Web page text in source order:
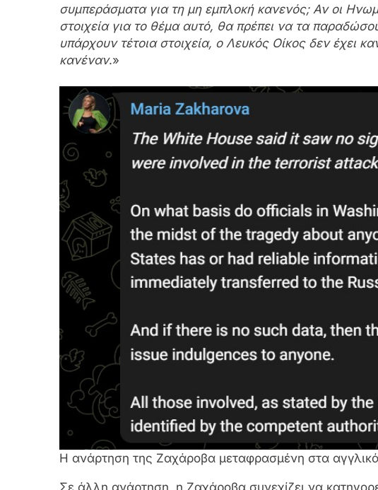
συμπεράσματα για τη μη εμπλοκή κανενός; Αν οι
στοιχεία για το θέμα αυτό, θα πρέπει να τα
υπάρχουν τέτοια στοιχεία, ο Λευκός Οίκος δεν έχει
κανέναν.»
Η ανάρτηση της Ζαχάροβα μεταφρασμένη στα
Σε άλλη ανάρτηση, η Ζαχάροβα συνεχίζει να